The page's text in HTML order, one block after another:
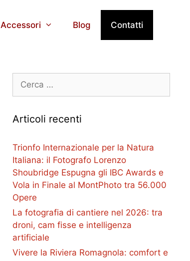
Accessori Blog Contatti
Ricerca
Articoli recenti
Trionfo Internazionale per la Natura
Italiana: il Fotografo Lorenzo
Shoubridge Espugna gli IBC Awards e
Vola in Finale al MontPhoto tra 56.000
Opere
La fotografia di cantiere nel 2026: tra
droni, cam fisse e intelligenza
artificiale
Vivere la Riviera Romagnola: comfort e